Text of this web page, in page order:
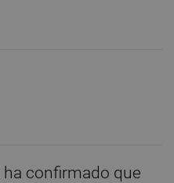
ha confirmado que